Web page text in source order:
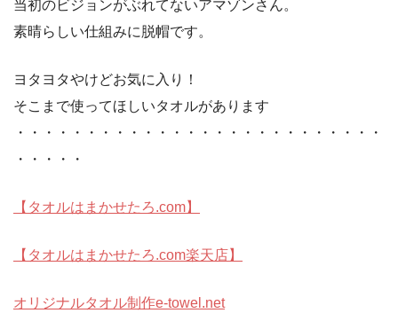
当初のビジョンがぶれてないアマゾンさん。
素晴らしい仕組みに脱帽です。
ヨタヨタやけどお気に入り！
そこまで使ってほしいタオルがあります
・・・・・・・・・・・・・・・・・・・・・・・・・・
・・・・・
【タオルはまかせたろ.com】
【タオルはまかせたろ.com楽天店】
オリジナルタオル制作e-towel.net